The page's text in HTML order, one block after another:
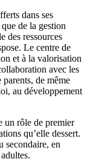
dans ses
de la gestion
des ressources
Le centre de
et à la valorisation
avec les
parents, de même
au développement
un rôle de premier
qu’elle dessert.
secondaire, en